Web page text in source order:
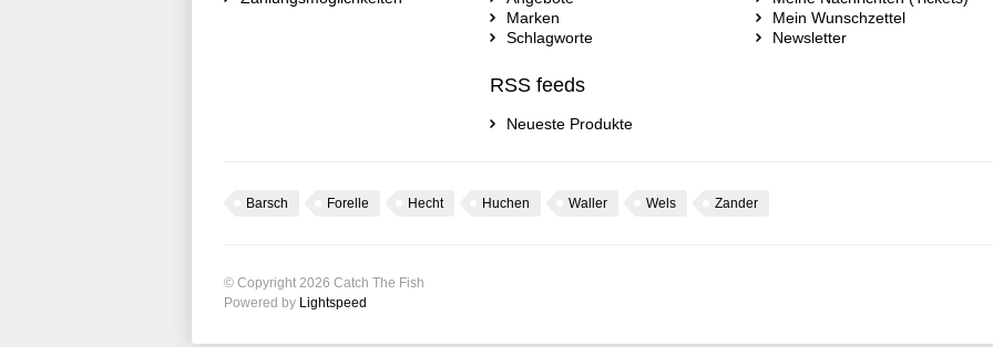
Marken
Schlagworte
RSS feeds
Neueste Produkte
Mein Wunschzettel
Newsletter
Barsch Forelle Hecht Huchen Waller Wels Zander
© Copyright 2026 Catch The Fish
Powered by Lightspeed